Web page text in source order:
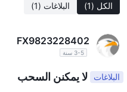
الكل (1) البلاغات (1)
FX9823228402
3-5 سنة
البلاغات لا يمكنن السحب